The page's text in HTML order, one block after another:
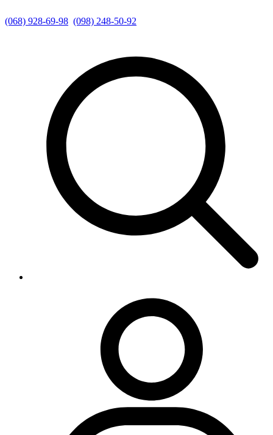
(068) 928-69-98 (098) 248-50-92